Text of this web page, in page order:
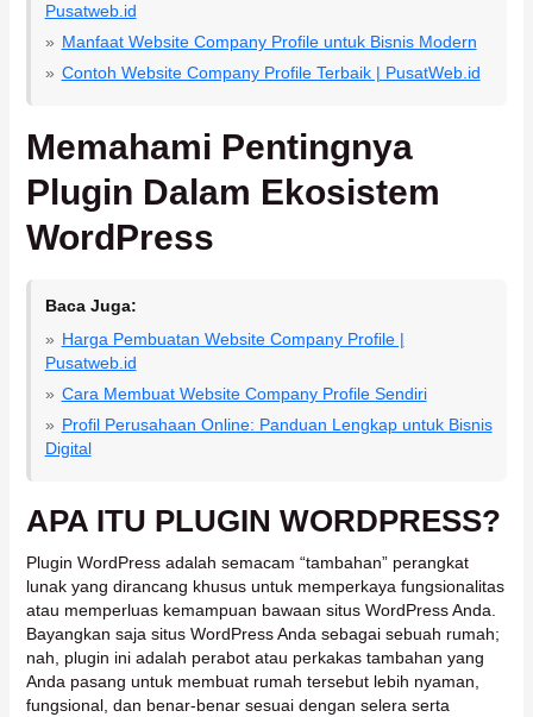
Pusatweb.id
Manfaat Website Company Profile untuk Bisnis Modern
Contoh Website Company Profile Terbaik | PusatWeb.id
Memahami Pentingnya
Plugin Dalam Ekosistem
WordPress
Baca Juga:
Harga Pembuatan Website Company Profile |
Pusatweb.id
Cara Membuat Website Company Profile Sendiri
Profil Perusahaan Online: Panduan Lengkap untuk Bisnis
Digital
APA ITU PLUGIN WORDPRESS?
Plugin WordPress adalah semacam “tambahan” perangkat
lunak yang dirancang khusus untuk memperkaya fungsionalitas
atau memperluas kemampuan bawaan situs WordPress Anda.
Bayangkan saja situs WordPress Anda sebagai sebuah rumah;
nah, plugin ini adalah perabot atau perkakas tambahan yang
Anda pasang untuk membuat rumah tersebut lebih nyaman,
fungsional, dan benar-benar sesuai dengan selera serta